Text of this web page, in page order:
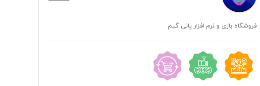
فروشگاه بازی و نرم افزار پانی گیم